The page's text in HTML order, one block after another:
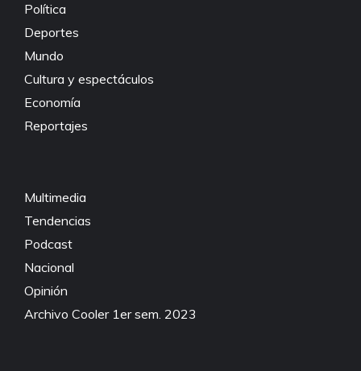
Política
Deportes
Mundo
Cultura y espectáculos
Economía
Reportajes
Multimedia
Tendencias
Podcast
Nacional
Opinión
Archivo Cooler 1er sem. 2023